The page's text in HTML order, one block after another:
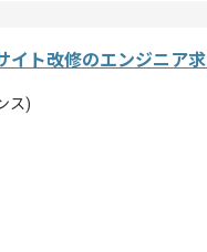
イト改修のエンジニア
ス)